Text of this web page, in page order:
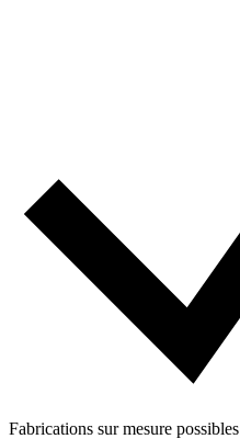
Fabrications sur mesure possibles